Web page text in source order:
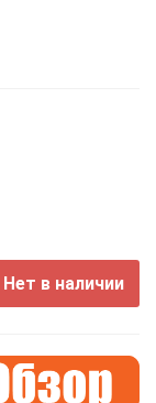
Нет в наличии